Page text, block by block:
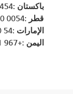
باكستان :15454 0800
قطر :0054 800
الإمارات :54 800
اليمن :+967 1 264 096